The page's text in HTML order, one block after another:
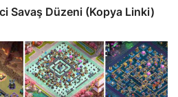
Savaş Düzeni (Kopya Linki)